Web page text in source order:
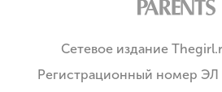
Сетевое издание
Регистрационный номер